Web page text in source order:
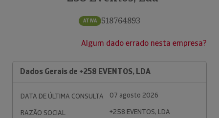
ATIVA 518764893
Algum dado errado nesta empresa?
Dados Gerais de +258 EVENTOS, LDA
DATA DE ÚLTIMA CONSULTA
07 agosto 2026
RAZÃO SOCIAL
+258 EVENTOS, LDA